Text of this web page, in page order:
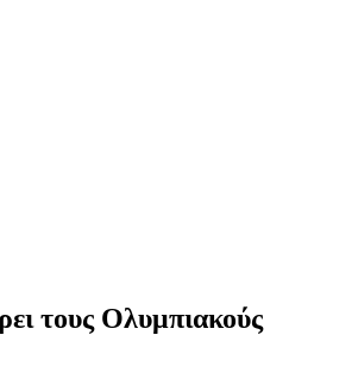
τους Ολυμπιακούς